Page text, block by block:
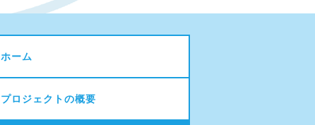
ホーム
プロジェクトの概要